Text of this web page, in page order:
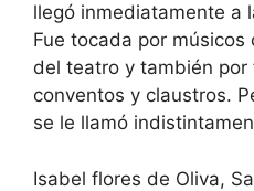
llegó inmediatamente a
Fue tocada por
del teatro y también por
conventos y claustros.
se le llamó
Isabel flores de Oliva,